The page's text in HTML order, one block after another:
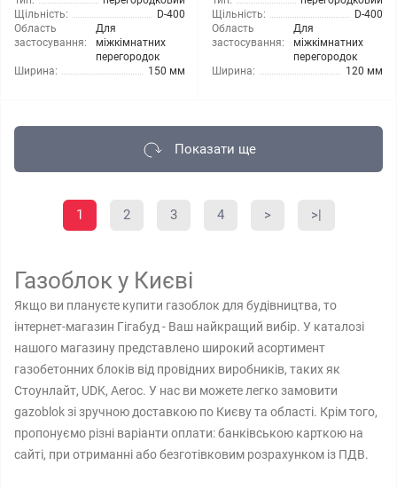
Щільність:
D-400
Область
застосування:
Для
міжкімнатних
перегородок
Ширина:
150 мм
Щільність:
D-400
Область
застосування:
Для
міжкімнатних
перегородок
Ширина:
120 мм
Показати ще
1 2 3 4 > >|
Газоблок у Києві
Якщо ви плануєте купити газоблок для будівництва, то
інтернет-магазин Гігабуд - Ваш найкращий вибір. У каталозі
нашого магазину представлено широкий асортимент
газобетонних блоків від провідних виробників, таких як
Стоунлайт, UDK, Aeroc. У нас ви можете легко замовити
gazoblok зі зручною доставкою по Києву та області. Крім того,
пропонуємо різні варіанти оплати: банківською карткою на
сайті, при отриманні або безготівковим розрахунком із ПДВ.